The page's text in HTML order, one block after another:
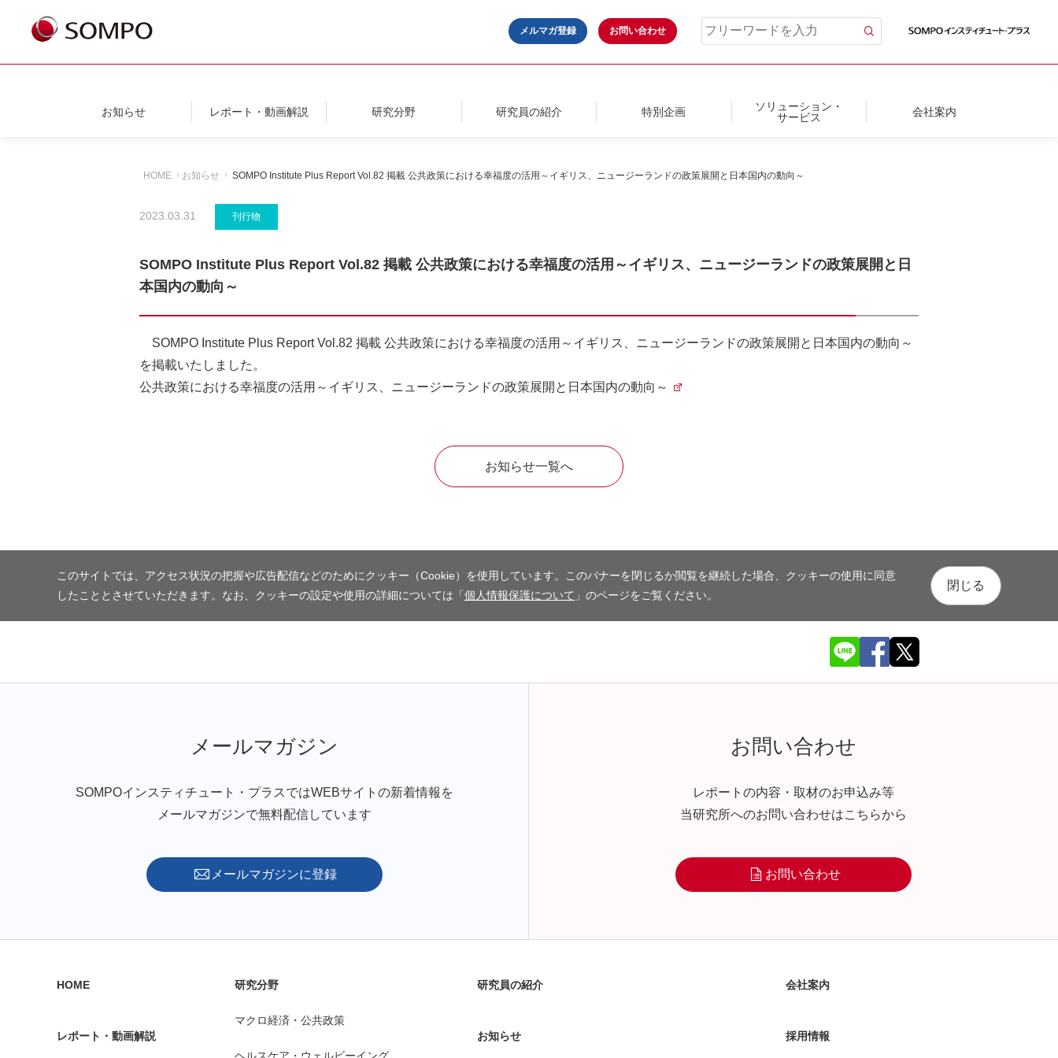
メルマガ登録 お問い合わせ
お知らせ レポート・動画解説 研究分野 研究員の紹介 特別企画
ソリューション・
サービス
会社案内
HOME お知らせ SOMPO Institute Plus Report Vol.82 掲載 公共政策における幸福度の活用～イギリス、ニュージーランドの政策展開と日本国内の動向～
2023.03.31 刊行物
SOMPO Institute Plus Report Vol.82 掲載 公共政策における幸福度の活用～イギリス、ニュージーランドの政策展開と日
本国内の動向～
SOMPO Institute Plus Report Vol.82 掲載 公共政策における幸福度の活用～イギリス、ニュージーランドの政策展開と日本国内の動向～
を掲載いたしました。
公共政策における幸福度の活用～イギリス、ニュージーランドの政策展開と日本国内の動向～
お知らせ一覧へ
このサイトでは、アクセス状況の把握や広告配信などのためにクッキー（Cookie）を使用しています。このバナーを閉じるか閲覧を継続した場合、クッキーの使用に同意
したこととさせていただきます。なお、クッキーの設定や使用の詳細については「個人情報保護について 」のページをご覧ください。
閉じる
メールマガジン
SOMPOインスティチュート・プラスではWEBサイトの新着情報を
メールマガジンで無料配信しています
メールマガジンに登録
お問い合わせ
レポートの内容・取材のお申込み等
当研究所へのお問い合わせはこちらから
お問い合わせ
HOME
レポート・動画解説
研究分野
マクロ経済・公共政策
ヘルスケア・ウェルビーイング
研究員の紹介
お知らせ
会社案内
採用情報